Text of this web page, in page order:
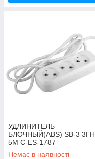
УДЛИНИТЕЛЬ
БЛОЧНЫЙ(ABS) SB-3 3ГН.
5М C-ES-1787
Немає в наявності